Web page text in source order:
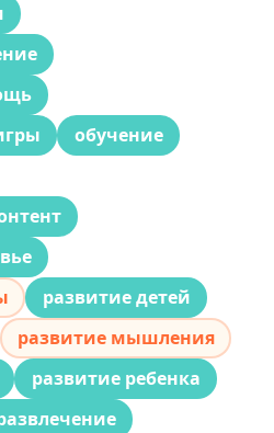
обучение
развитие детей
развитие мышления
развитие ребенка